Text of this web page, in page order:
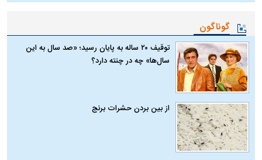
گوناگون
توقیف ۲۰ ساله به پایان رسید؛ «صد سال به این
سال‌ها» چه در چنته دارد؟
از بین بردن حشرات برنج